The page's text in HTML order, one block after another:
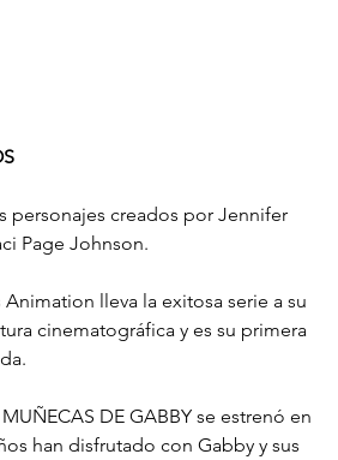
personajes creados por Jennifer
Page Johnson.
lleva la exitosa serie a su
cinematográfica y es su primera
DE GABBY se estrenó en
han disfrutado con Gabby y sus